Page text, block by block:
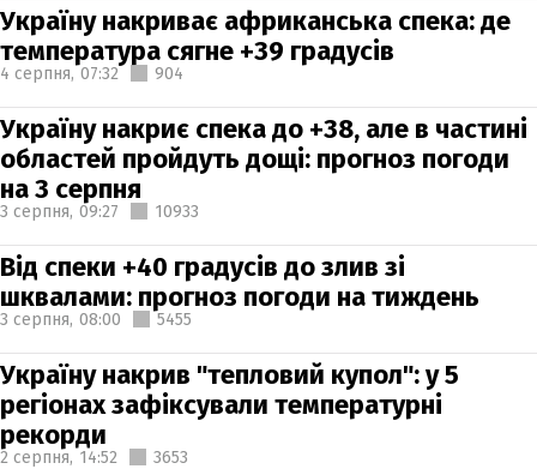
Україну накриває африканська спека: де
температура сягне +39 градусів
4 серпня, 07:32 904
Україну накриє спека до +38, але в частині
областей пройдуть дощі: прогноз погоди
на 3 серпня
3 серпня, 09:27 10933
Від спеки +40 градусів до злив зі
шквалами: прогноз погоди на тиждень
3 серпня, 08:00 5455
Україну накрив "тепловий купол": у 5
регіонах зафіксували температурні
рекорди
2 серпня, 14:52 3653